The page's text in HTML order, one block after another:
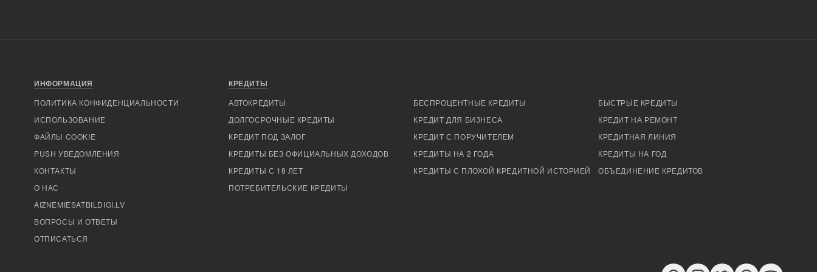
ИНФОРМАЦИЯ
ПОЛИТИКА КОНФИДЕНЦИАЛЬНОСТИ
ИСПОЛЬЗОВАНИЕ
ФАЙЛЫ COOKIE
PUSH УВЕДОМЛЕНИЯ
КОНТАКТЫ
О НАС
AIZNEMIESATBILDIGI.LV
ВОПРОСЫ И ОТВЕТЫ
ОТПИСАТЬСЯ
КРЕДИТЫ
АВТОКРЕДИТЫ БЕСПРОЦЕНТНЫЕ КРЕДИТЫ
БЫСТРЫЕ КРЕДИТЫ
ДОЛГОСРОЧНЫЕ КРЕДИТЫ
КРЕДИТ ДЛЯ БИЗНЕСА
КРЕДИТ НА РЕМОНТ
КРЕДИТ ПОД ЗАЛОГ
КРЕДИТ С ПОРУЧИТЕЛЕМ
КРЕДИТНАЯ ЛИНИЯ
КРЕДИТЫ БЕЗ ОФИЦИАЛЬНЫХ ДОХОДОВ
КРЕДИТЫ НА 2 ГОДА
КРЕДИТЫ НА ГОД
КРЕДИТЫ С 18 ЛЕТ
КРЕДИТЫ С ПЛОХОЙ КРЕДИТНОЙ ИСТОРИЕЙ
ОБЪЕДИНЕНИЕ КРЕДИТОВ
ПОТРЕБИТЕЛЬСКИЕ КРЕДИТЫ